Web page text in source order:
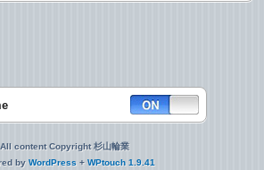
All content Copyright 杉山輪業
by WordPress + WPtouch 1.9.41